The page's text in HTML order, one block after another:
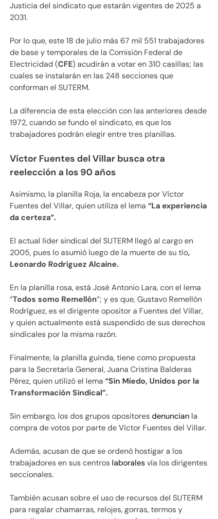
Justicia del sindicato que estarán vigentes de 2025 a
2031.
Por lo que, este 18 de julio más 67 mil 551 trabajadores
de base y temporales de la Comisión Federal de
Electricidad (CFE) acudirán a votar en 310 casillas; las
cuales se instalarán en las 248 secciones que
conforman el SUTERM.
La diferencia de esta elección con las anteriores desde
1972, cuando se fundo el sindicato, es que los
trabajadores podrán elegir entre tres planillas.
Víctor Fuentes del Villar busca otra
reelección a los 90 años
Asimismo, la planilla Roja, la encabeza por Víctor
Fuentes del Villar, quien utiliza el lema “La experiencia
da certeza”.
El actual líder sindical del SUTERM llegó al cargo en
2005, pues lo asumió luego de la muerte de su tío,
Leonardo Rodríguez Alcaine.
En la planilla rosa, está José Antonio Lara, con el lema
“Todos somo Remellón”; y es que, Gustavo Remellón
Rodríguez, es el dirigente opositor a Fuentes del Villar,
y quien actualmente está suspendido de sus derechos
sindicales por la misma razón.
Finalmente, la planilla guinda, tiene como propuesta
para la Secretaría General, Juana Cristina Balderas
Pérez, quien utilizó el lema “Sin Miedo, Unidos por la
Transformación Sindical”.
Sin embargo, los dos grupos opositoresdenuncian la
compra de votos por parte de Víctor Fuentes del Villar.
Además, acusan de que se ordenó hostigar a los
trabajadores en sus centros laboralesvía los dirigentes
seccionales.
También acusan sobre el uso de recursos del SUTERM
para regalar chamarras, relojes, gorras, termos y